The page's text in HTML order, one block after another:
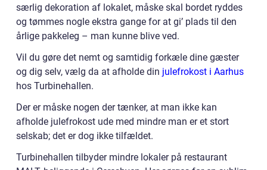
særlig dekoration af lokalet, måske skal bordet ryddes
og tømmes nogle ekstra gange for at gi’ plads til den
årlige pakkeleg – man kunne blive ved.
Vil du gøre det nemt og samtidig forkæle dine gæster
og dig selv, vælg da at afholde din julefrokost i Aarhus
hos Turbinehallen.
Der er måske nogen der tænker, at man ikke kan
afholde julefrokost ude med mindre man er et stort
selskab; det er dog ikke tilfældet.
Turbinehallen tilbyder mindre lokaler på restaurant